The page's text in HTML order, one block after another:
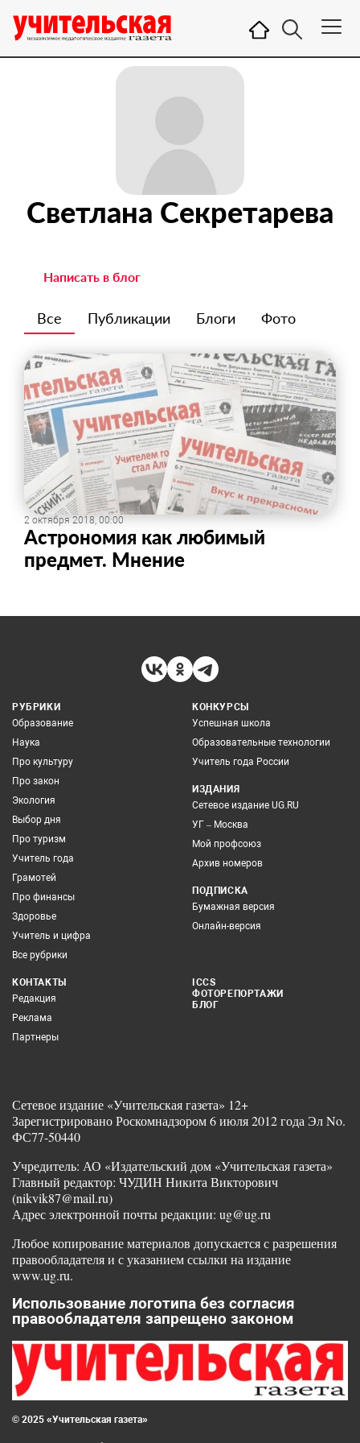
Светлана Секретарева
Написать в блог
Все Публикации Блоги Фото
2 октября 2018, 00:00
Астрономия как любимый
предмет. ​Мнение
РУБРИКИ
Образование
Наука
Про культуру
Про закон
Экология
Выбор дня
Про туризм
Учитель года
Грамотей
Про финансы
Здоровье
Учитель и цифра
Все рубрики
КОНКУРСЫ
Успешная школа
Образовательные технологии
Учитель года России
ИЗДАНИЯ
Сетевое издание UG.RU
УГ – Москва
Мой профсоюз
Архив номеров
ПОДПИСКА
Бумажная версия
Онлайн-версия
КОНТАКТЫ
Редакция
Реклама
Партнеры
ICCS
ФОТОРЕПОРТАЖИ
БЛОГ
Сетевое издание «Учительская газета» 12+
Зарегистрировано Роскомнадзором 6 июля 2012 года Эл No.
ФС77-50440
Учредитель: АО «Издательский дом «Учительская газета»
Главный редактор: ЧУДИН Никита Викторович
(nikvik87@mail.ru)
Адрес электронной почты редакции: ug@ug.ru
Любое копирование материалов допускается с разрешения
правообладателя и с указанием ссылки на издание
www.ug.ru.
Использование логотипа без согласия
правообладателя запрещено законом
© 2025 «Учительская газета»